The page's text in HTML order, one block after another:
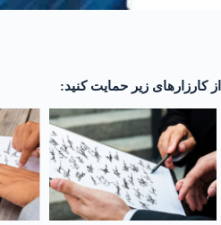
از کارزارهای زیر حمایت کنید: